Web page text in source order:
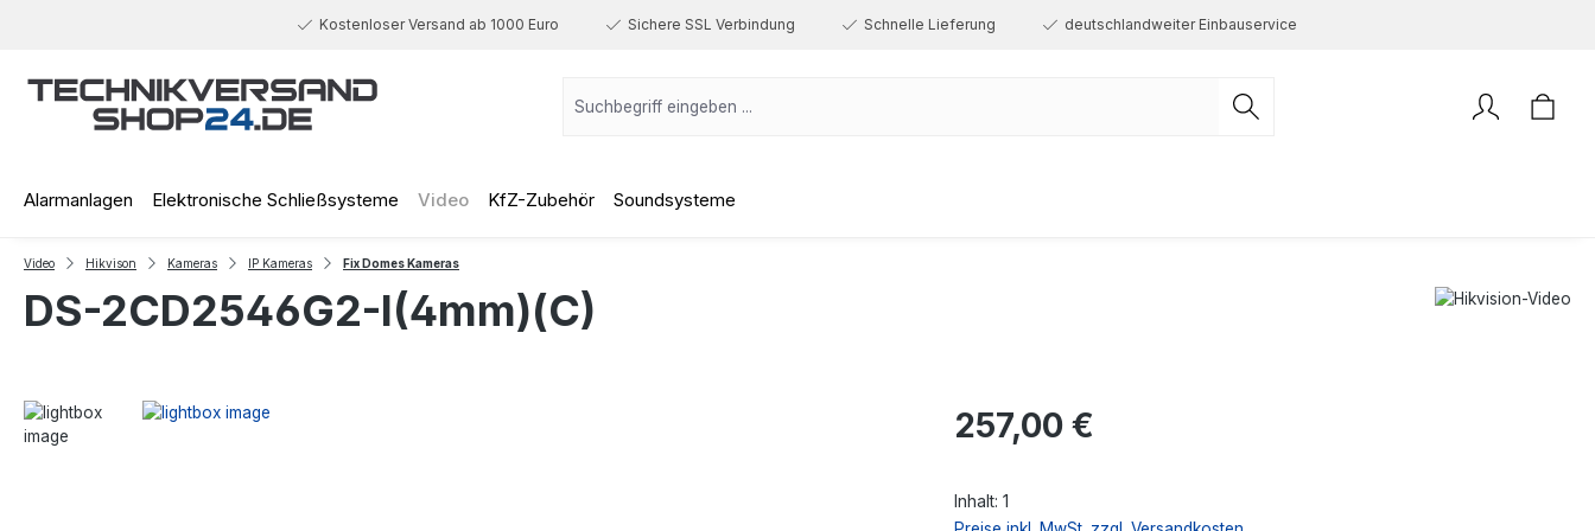
Kostenloser Versand ab 1000 Euro Sichere SSL Verbindung Schnelle Lieferung deutschlandweiter Einbauservice
Alarmanlagen Elektronische Schließsysteme Video KfZ-Zubehör Soundsysteme
Video Hikvison Kameras IP Kameras Fix Domes Kameras
DS-2CD2546G2-I(4mm)(C)
Regulärer Preis:
257,00 €
Inhalt: 1